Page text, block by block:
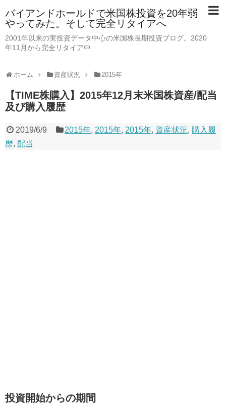
バイアンドホールドで米国株投資を20年弱
やってみた。そして完全リタイアへ
2001年以来の実投資データ中心の米国株長期投資ブログ。2020
年11月から完全リタイア中
ホーム 資産状況 2015年
【TIME株購入】2015年12月末米国株資産/配当
及び購入履歴
2019/6/9 2015年, 2015年, 2015年, 資産状況, 購入履
歴, 配当
投資開始からの期間